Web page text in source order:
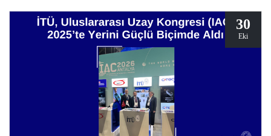
30
Eki